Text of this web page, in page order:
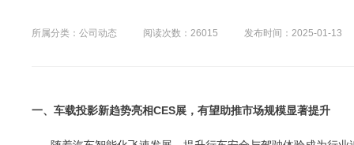
所属分类：公司动态 阅读次数：26015 发布时间：2025-01-13
一、车载投影新趋势亮相CES展，有望助推市场规模显著提升